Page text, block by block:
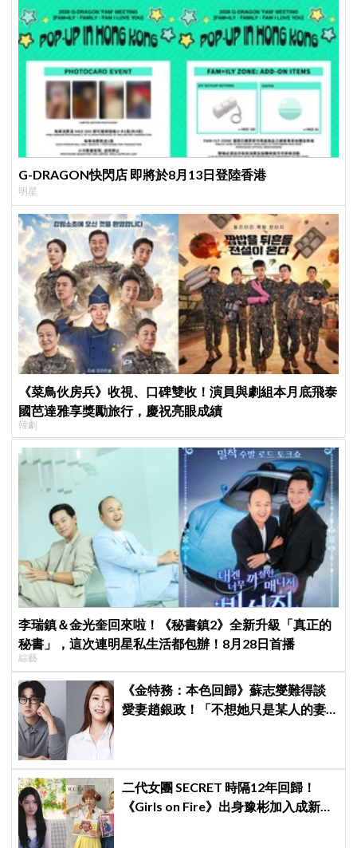
G-DRAGON快閃店 即將於8月13日登陸香港
明星
《菜鳥伙房兵》收視、口碑雙收！演員與劇組本月底飛泰
國芭達雅享獎勵旅行，慶祝亮眼成績
韓劇
李瑞鎮＆金光奎回來啦！《秘書鎮2》全新升級「真正的
秘書」，這次連明星私生活都包辦！8月28日首播
綜藝
《金特務：本色回歸》蘇志燮難得談
愛妻趙銀政！「不想她只是某人的妻
二代女團 SECRET 時隔12年回歸！
《Girls on Fire》出身豫彬加入成新成